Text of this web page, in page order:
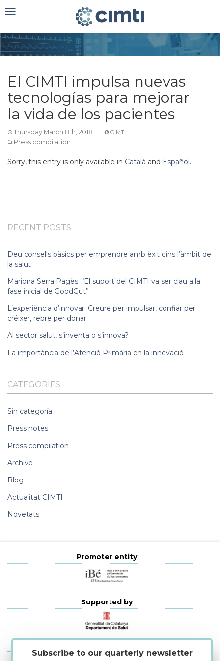
Toggle
El CIMTI impulsa nuevas
tecnologías para mejorar
la vida de los pacientes
Thursday March 8th, 2018 CIMTI
Press compilation
Sorry, this entry is only available in Català and Español.
RECENT POSTS
Deu consells bàsics per emprendre amb èxit dins l’àmbit de
la salut
Mariona Serra Pagès: “El suport del CIMTI va ser clau a la
fase inicial de GoodGut”
L’experiència d’innovar: Creure per impulsar, confiar per
créixer, rebre per donar
Al sector salut, s’inventa o s’innova?
La importància de l’Atenció Primària en la innovació
CATEGORIES
Sin categoría
Press notes
Press compilation
Archive
Blog
Actualitat CIMTI
Novetats
Promoter entity
Supported by
Subscribe to our quarterly newsletter